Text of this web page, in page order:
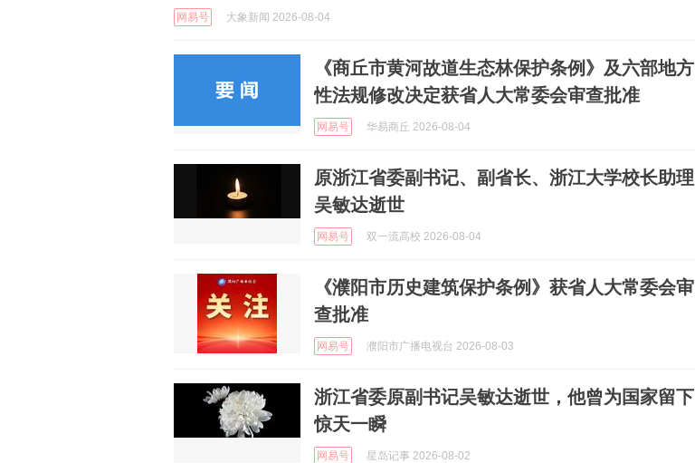
网易号 大象新闻 2026-08-04
《商丘市黄河故道生态林保护条例》及六部地方
性法规修改决定获省人大常委会审查批准
网易号 华易商丘 2026-08-04
原浙江省委副书记、副省长、浙江大学校长助理
吴敏达逝世
网易号 双一流高校 2026-08-04
《濮阳市历史建筑保护条例》获省人大常委会审
查批准
网易号 濮阳市广播电视台 2026-08-03
浙江省委原副书记吴敏达逝世，他曾为国家留下
惊天一瞬
网易号 星岛记事 2026-08-02